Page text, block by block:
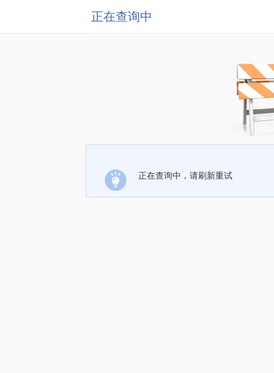
正在查询中
正在查询中，请刷新重试